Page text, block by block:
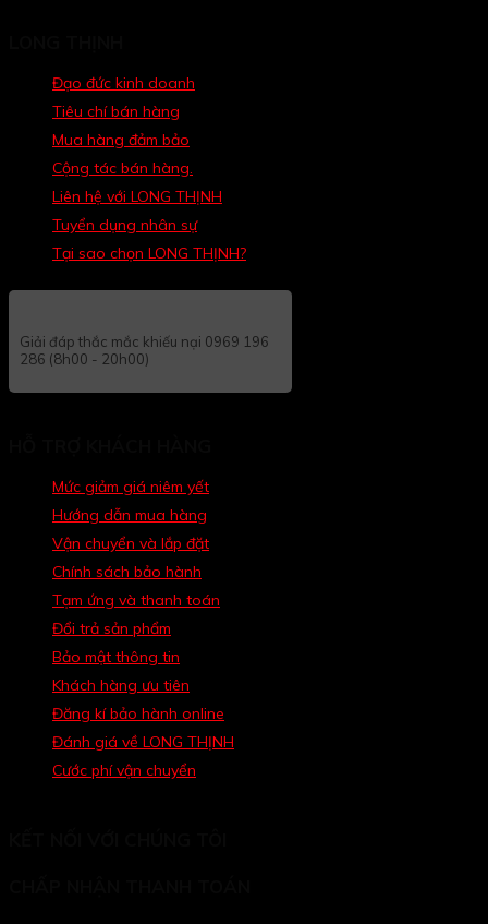
Đạo đức kinh doanh
Tiêu chí bán hàng
Mua hàng đảm bảo
Cộng tác bán hàng.
Liên hệ với LONG THỊNH
Tuyển dụng nhân sự
Tại sao chọn LONG THỊNH?
Giải đáp thắc mắc khiếu nại 0969 196
286 (8h00 - 20h00)
Mức giảm giá niêm yết
Hướng dẫn mua hàng
Vận chuyển và lắp đặt
Chính sách bảo hành
Tạm ứng và thanh toán
Đổi trả sản phẩm
Bảo mật thông tin
Khách hàng ưu tiên
Đăng kí bảo hành online
Đánh giá về LONG THỊNH
Cước phí vận chuyển